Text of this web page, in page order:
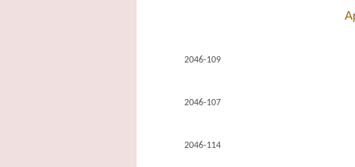
2046-109
2046-107
2046-114